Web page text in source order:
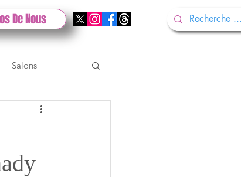
De Nous
Salons
Gamescom
PlayStation